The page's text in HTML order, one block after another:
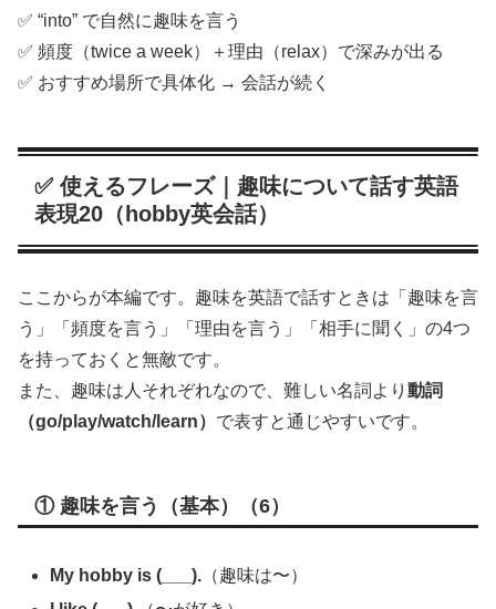
✅ “into” で自然に趣味を言う
✅ 頻度（twice a week）＋理由（relax）で深みが出る
✅ おすすめ場所で具体化 → 会話が続く
✅ 使えるフレーズ｜趣味について話す英語
表現20（hobby英会話）
ここからが本編です。趣味を英語で話すときは「趣味を言
う」「頻度を言う」「理由を言う」「相手に聞く」の4つ
を持っておくと無敵です。
また、趣味は人それぞれなので、難しい名詞より 動詞
（go/play/watch/learn） で表すと通じやすいです。
① 趣味を言う（基本）（6）
My hobby is (___). （趣味は〜）